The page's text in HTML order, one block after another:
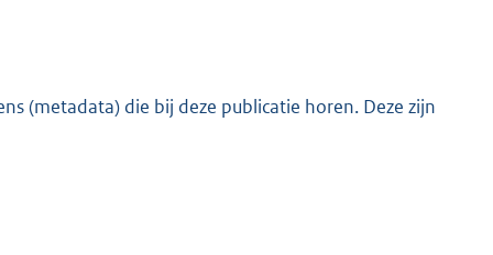
(metadata) die bij deze publicatie horen. Deze zijn